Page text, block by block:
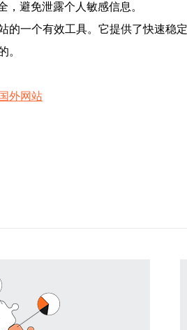
，避免泄露个人敏感信息。
的一个有效工具。它提供了快速稳
。
外网站